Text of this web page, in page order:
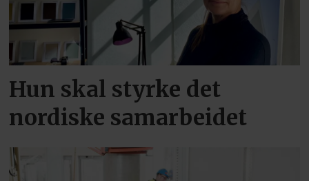
Hun skal styrke det
nordiske samarbeidet